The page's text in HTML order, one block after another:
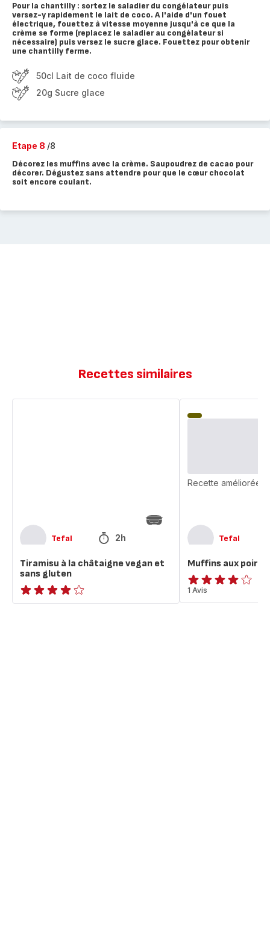
Pour la chantilly ⁠: sortez le saladier du congélateur puis
versez-y rapidement le lait de coco. A l'aide d'un fouet
électrique, fouettez à vitesse moyenne jusqu'à ce que la
crème se forme (replacez le saladier au congélateur si
nécessaire) puis versez le sucre glace. Fouettez pour obtenir
une chantilly ferme.
50cl Lait de coco fluide
20g Sucre glace
Etape 8 /8
Décorez les muffins avec la crème. Saupoudrez de cacao pour
décorer. Dégustez sans attendre pour que le cœur chocolat
soit encore coulant.
Recettes similaires
Tefal 2h
Tiramisu à la châtaigne vegan et
sans gluten
Avis
Tefal
Muffins aux
Avis
4
1 Avis
Recette améliorée
aux